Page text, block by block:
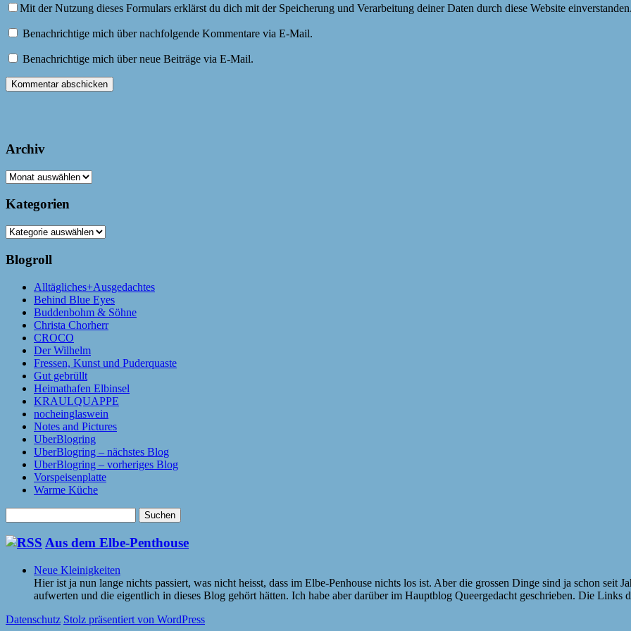
Mit der Nutzung dieses Formulars erklärst du dich mit der Speicherung und Verarbeitung deiner Daten durch diese Website
Benachrichtige mich über nachfolgende Kommentare via E-Mail.
Benachrichtige mich über neue Beiträge via E-Mail.
Archiv
Archiv
Kategorien
Kategorien
Blogroll
Alltägliches+Ausgedachtes
Behind Blue Eyes
Buddenbohm & Söhne
Christa Chorherr
CROCO
Der Wilhelm
Fressen, Kunst und Puderquaste
Gut gebrüllt
Heimathafen Elbinsel
KRAULQUAPPE
nocheinglaswein
Notes and Pictures
UberBlogring
UberBlogring – nächstes Blog
UberBlogring – vorheriges Blog
Vorspeisenplatte
Warme Küche
nach:
Aus dem Elbe-Penthouse
Neue Kleinigkeiten
Hier ist ja nun lange nichts passiert, was nicht heisst, dass im Elbe-Penhouse nichts los ist. Aber die grossen Dinge sind ja schon seit
aufwerten und die eigentlich in dieses Blog gehört hätten. Ich habe aber darüber im Hauptblog Queergedacht geschrieben. Die
Datenschutz Stolz präsentiert von WordPress